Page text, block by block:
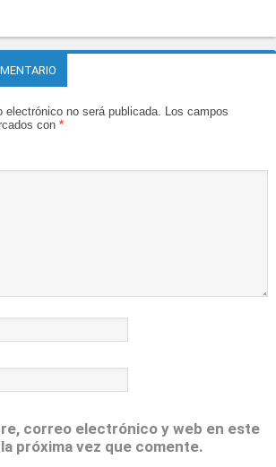
electrónico no será publicada.
Los campos
con *
correo electrónico y web en este
próxima vez que comente.